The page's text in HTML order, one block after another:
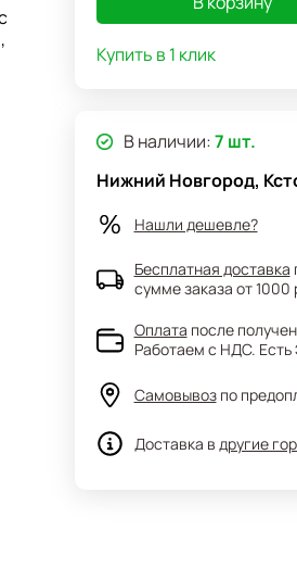
Купить в 1 клик
В наличии:7 шт.
Нижний Новгород,
Нашли дешевле?
Бесплатная доставка
сумме заказа от 1000
Оплата после
Работаем с НДС.
Самовывоз по
Доставка в другие